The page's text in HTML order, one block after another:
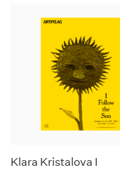
Klara Kristalova I